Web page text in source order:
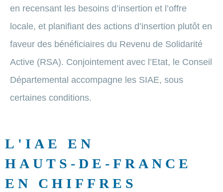
en recensant les besoins d’insertion et l’offre
locale, et planifiant des actions d’insertion plutôt en
faveur des bénéficiaires du Revenu de Solidarité
Active (RSA). Conjointement avec l’Etat, le Conseil
Départemental accompagne les SIAE, sous
certaines conditions.
L'IAE EN
HAUTS‑DE‑FRANCE
EN CHIFFRES